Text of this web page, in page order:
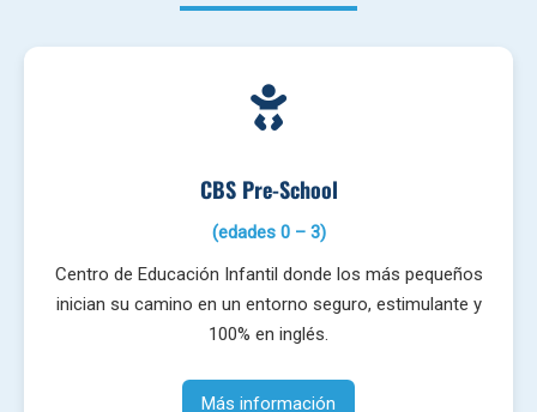
CBS Pre-School
(edades 0 – 3)
Centro de Educación Infantil donde los más pequeños
inician su camino en un entorno seguro, estimulante y
100% en inglés.
Más información